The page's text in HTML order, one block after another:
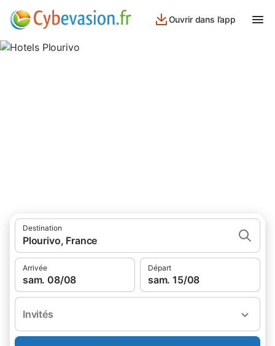
Ouvrir dans l’app
Destination
Plourivo, France
Arrivée
sam. 08/08
Départ
sam. 15/08
Invités